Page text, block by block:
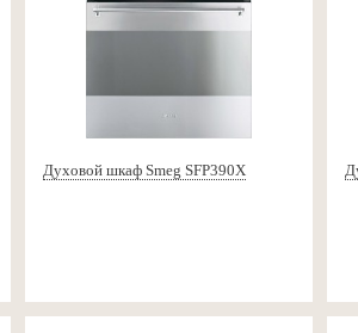
Духовой шкаф Smeg SFP390X